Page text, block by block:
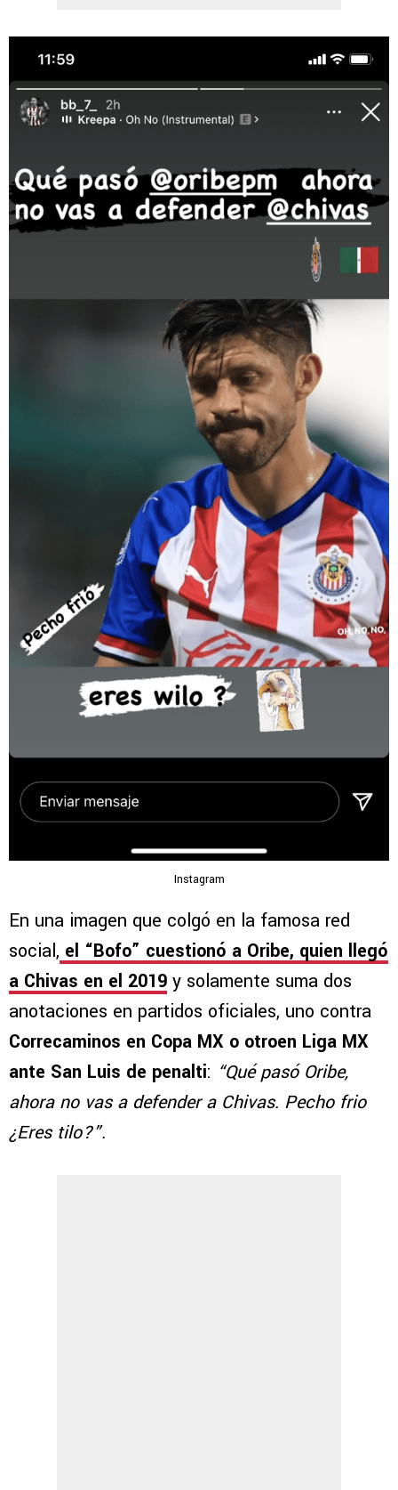
Instagram
En una imagen que colgó en la famosa red
social, el “Bofo” cuestionó a Oribe, quien llegó
a Chivas en el 2019 y solamente suma dos
anotaciones en partidos oficiales, uno contra
Correcaminos en Copa MX o otroen Liga MX
ante San Luis de penalti: “Qué pasó Oribe,
ahora no vas a defender a Chivas. Pecho frio
¿Eres tilo?”.